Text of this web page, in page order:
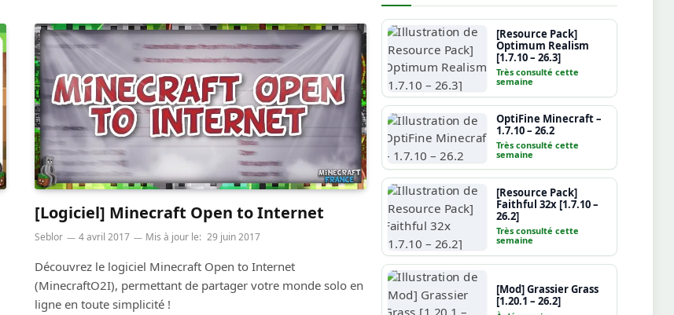
[Logiciel] Minecraft Open to Internet
Seblor 4 avril 2017 Mis à jour le: 29 juin 2017
Découvrez le logiciel Minecraft Open to Internet
(MinecraftO2I), permettant de partager votre monde solo en
ligne en toute simplicité !
[Resource Pack]
Optimum Realism
[1.7.10 – 26.3]
Très consulté cette
semaine
OptiFine Minecraft –
1.7.10 – 26.2
Très consulté cette
semaine
[Resource Pack]
Faithful 32x [1.7.10 –
26.2]
Très consulté cette
semaine
[Mod] Grassier Grass
[1.20.1 – 26.2]